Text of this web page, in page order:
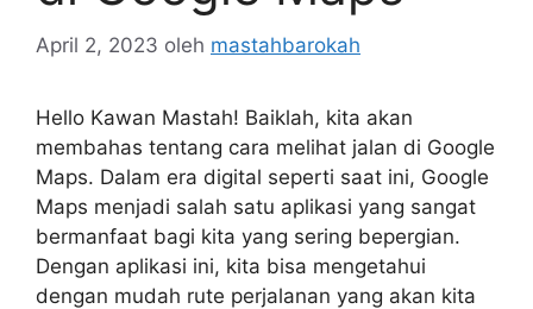
April 2, 2023 oleh mastahbarokah
Hello Kawan Mastah! Baiklah, kita akan
membahas tentang cara melihat jalan di Google
Maps. Dalam era digital seperti saat ini, Google
Maps menjadi salah satu aplikasi yang sangat
bermanfaat bagi kita yang sering bepergian.
Dengan aplikasi ini, kita bisa mengetahui
dengan mudah rute perjalanan yang akan kita